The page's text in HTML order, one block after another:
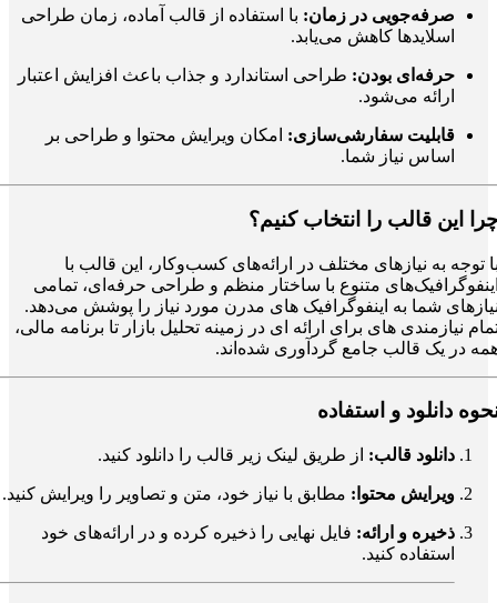
صرفه‌جویی در زمان: با استفاده از قالب آماده، زمان طراحی
اسلایدها کاهش می‌یابد.
حرفه‌ای بودن: طراحی استاندارد و جذاب باعث افزایش اعتبار
ارائه می‌شود.
قابلیت سفارشی‌سازی: امکان ویرایش محتوا و طراحی بر
اساس نیاز شما.
این قالب را انتخاب کنیم؟
توجه به نیازهای مختلف در ارائه‌های کسب‌وکار، این قالب با
متنوع با ساختار منظم و طراحی حرفه‌ای، تمامی
شما به اینفوگرافیک های مدرن مورد نیاز را پوشش می‌دهد.
نیازمندی های برای ارائه ای در زمینه تحلیل بازار تا برنامه مالی،
در یک قالب جامع گردآوری شده‌اند.
دانلود و استفاده
دانلود قالب: از طریق لینک زیر قالب را دانلود کنید.
ویرایش محتوا: مطابق با نیاز خود، متن و تصاویر را ویرایش کنید.
ذخیره و ارائه: فایل نهایی را ذخیره کرده و در ارائه‌های خود
استفاده کنید.